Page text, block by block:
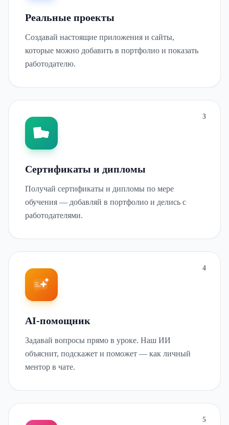
Реальные проекты
Создавай настоящие приложения и сайты,
которые можно добавить в портфолио и показать
работодателю.
3
Сертификаты и дипломы
Получай сертификаты и дипломы по мере
обучения — добавляй в портфолио и делись с
работодателями.
4
AI-помощник
Задавай вопросы прямо в уроке. Наш ИИ
объяснит, подскажет и поможет — как личный
ментор в чате.
5